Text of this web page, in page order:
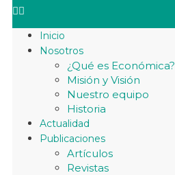
Inicio
Nosotros
¿Qué es Económica?
Misión y Visión
Nuestro equipo
Historia
Actualidad
Publicaciones
Artículos
Revistas